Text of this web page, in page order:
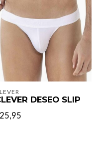
DESEO SLIP